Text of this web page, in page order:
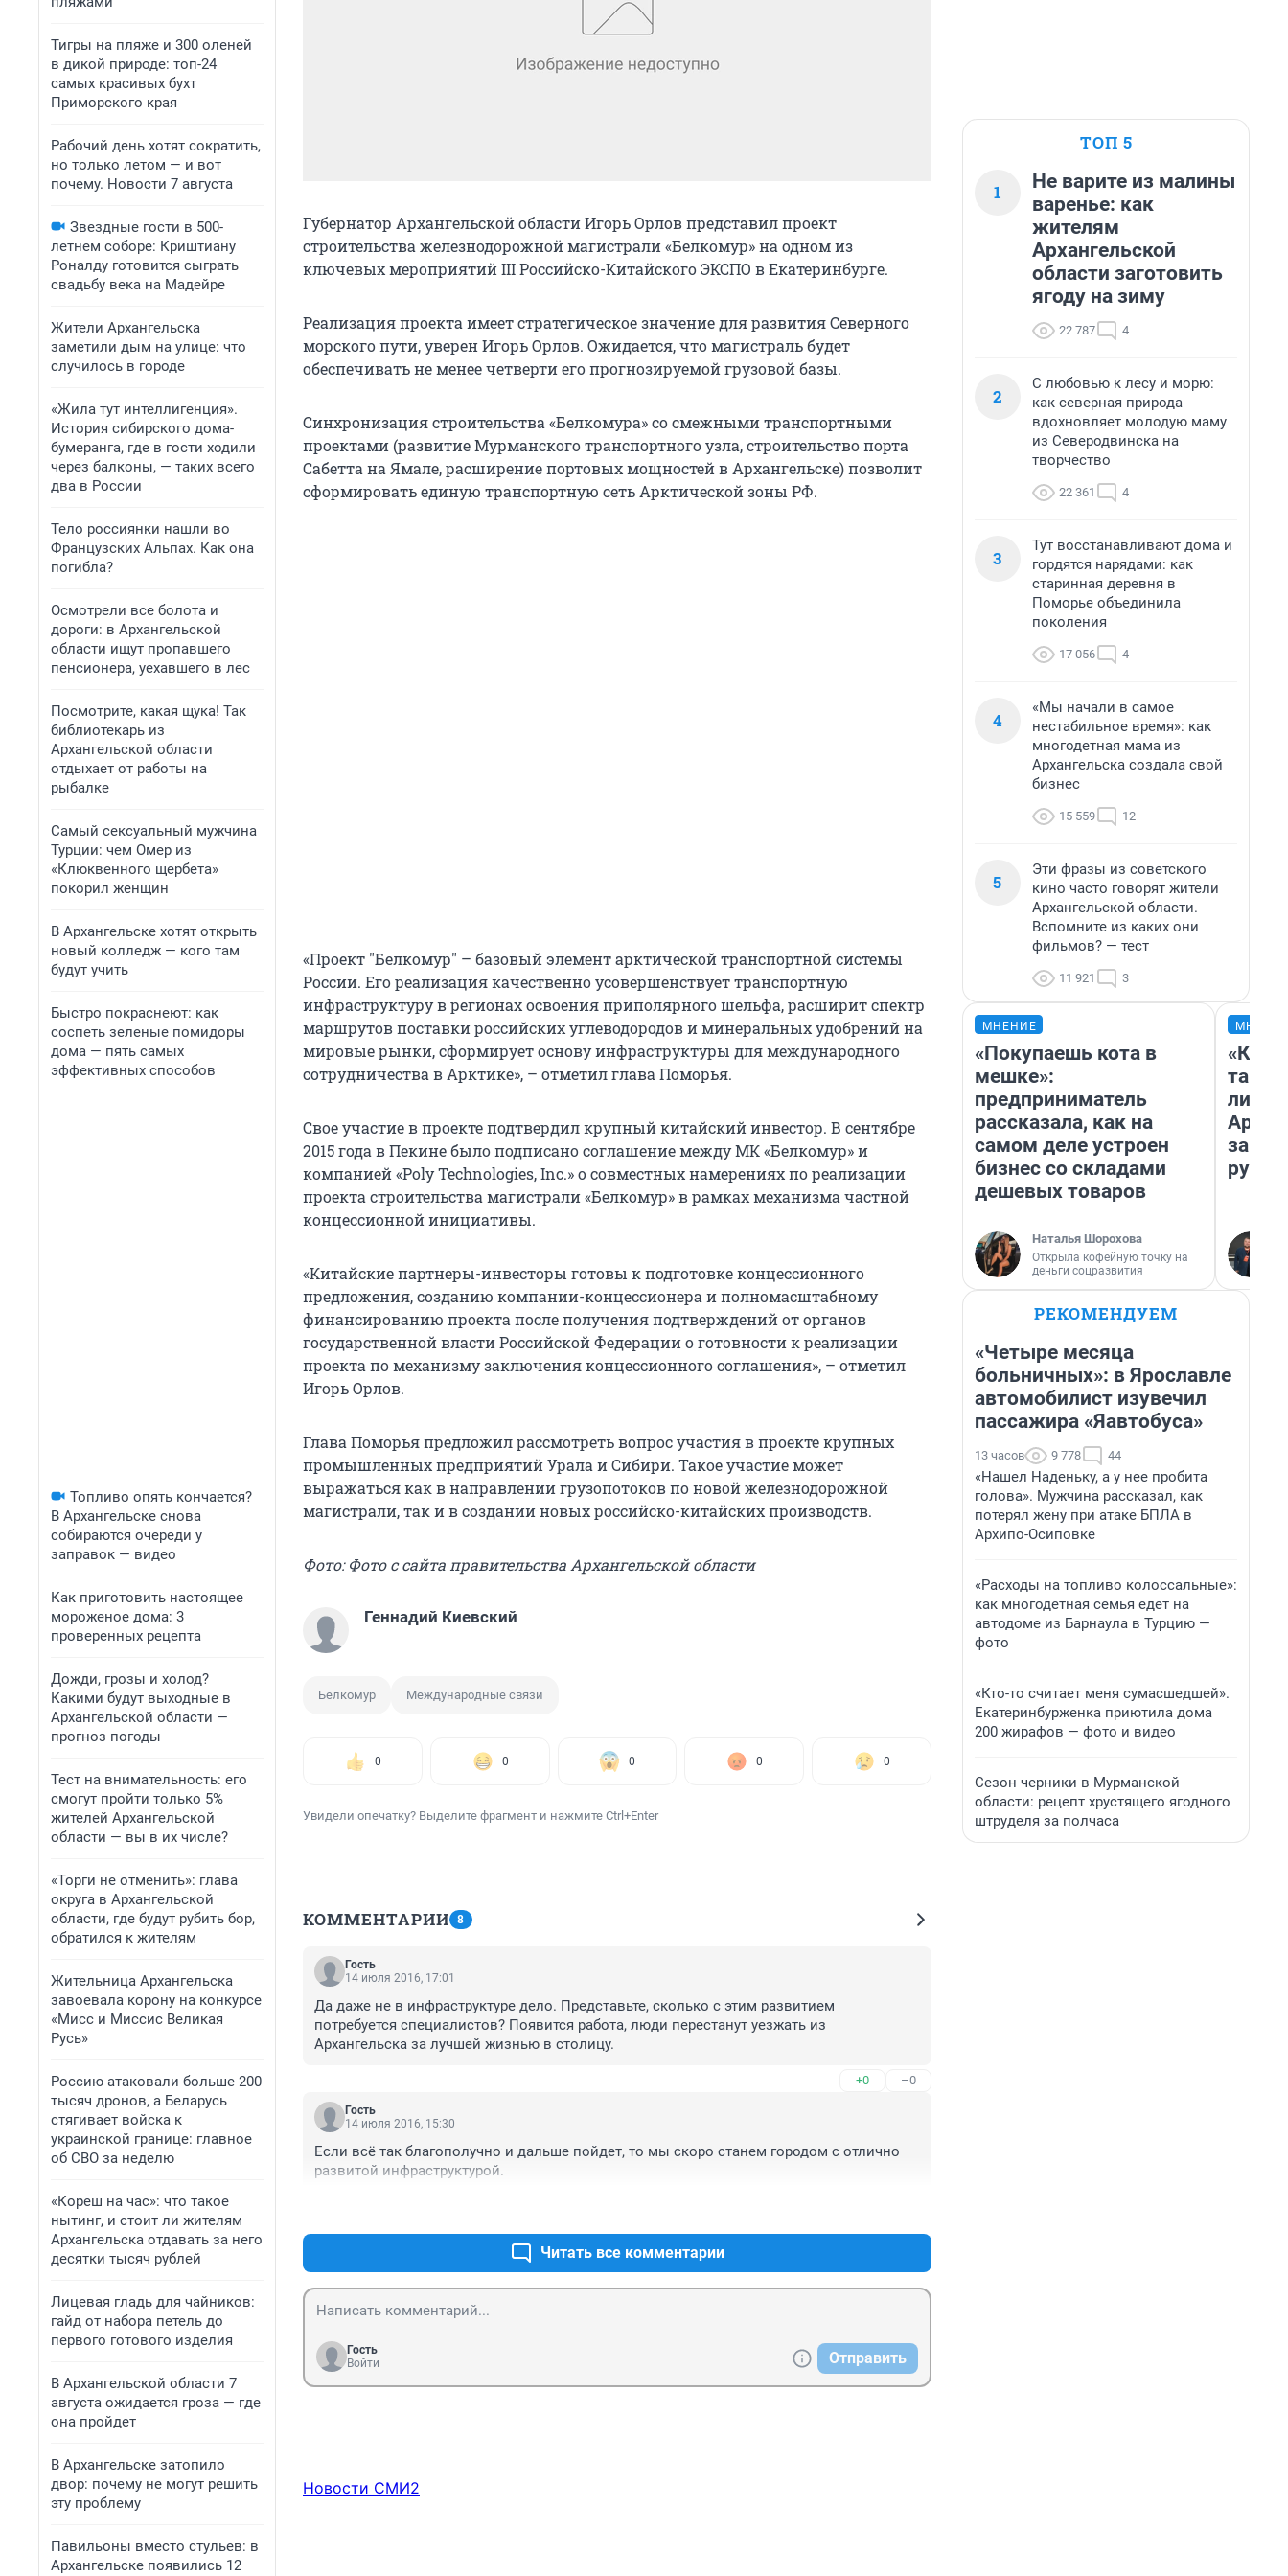
Тигры на пляже и 300 оленей
в дикой природе: топ-24
самых красивых бухт
Приморского края
Рабочий день хотят сократить,
но только летом — и вот
почему. Новости 7 августа
Звездные гости в 500-
летнем соборе: Криштиану
Роналду готовится сыграть
свадьбу века на Мадейре
Жители Архангельска
заметили дым на улице: что
случилось в городе
«Жила тут интеллигенция».
История сибирского дома-
бумеранга, где в гости ходили
через балконы, — таких всего
два в России
Тело россиянки нашли во
Французских Альпах. Как она
погибла?
Осмотрели все болота и
дороги: в Архангельской
области ищут пропавшего
пенсионера, уехавшего в лес
Посмотрите, какая щука! Так
библиотекарь из
Архангельской области
отдыхает от работы на
рыбалке
Самый сексуальный мужчина
Турции: чем Омер из
«Клюквенного щербета»
покорил женщин
В Архангельске хотят открыть
новый колледж — кого там
будут учить
Быстро покраснеют: как
соспеть зеленые помидоры
дома — пять самых
эффективных способов
Топливо опять кончается?
В Архангельске снова
собираются очереди у
заправок — видео
Как приготовить настоящее
мороженое дома: 3
проверенных рецепта
Дожди, грозы и холод?
Какими будут выходные в
Архангельской области —
прогноз погоды
Тест на внимательность: его
смогут пройти только 5%
жителей Архангельской
области — вы в их числе?
«Торги не отменить»: глава
округа в Архангельской
области, где будут рубить бор,
обратился к жителям
Жительница Архангельска
завоевала корону на конкурсе
«Мисс и Миссис Великая
Русь»
Россию атаковали больше 200
тысяч дронов, а Беларусь
стягивает войска к
украинской границе: главное
об СВО за неделю
«Кореш на час»: что такое
нытинг, и стоит ли жителям
Архангельска отдавать за него
десятки тысяч рублей
Лицевая гладь для чайников:
гайд от набора петель до
первого готового изделия
В Архангельской области 7
августа ожидается гроза — где
она пройдет
В Архангельске затопило
двор: почему не могут решить
эту проблему
Павильоны вместо стульев: в
Архангельске появились 12
Губернатор Архангельской области Игорь Орлов представил проект
строительства железнодорожной магистрали «Белкомур» на одном из
ключевых мероприятий III Российско-Китайского ЭКСПО в Екатеринбурге.
Реализация проекта имеет стратегическое значение для развития Северного
морского пути, уверен Игорь Орлов. Ожидается, что магистраль будет
обеспечивать не менее четверти его прогнозируемой грузовой базы.
Синхронизация строительства «Белкомура» со смежными транспортными
проектами (развитие Мурманского транспортного узла, строительство порта
Сабетта на Ямале, расширение портовых мощностей в Архангельске) позволит
сформировать единую транспортную сеть Арктической зоны РФ.
«Проект "Белкомур" – базовый элемент арктической транспортной системы
России. Его реализация качественно усовершенствует транспортную
инфраструктуру в регионах освоения приполярного шельфа, расширит спектр
маршрутов поставки российских углеводородов и минеральных удобрений на
мировые рынки, сформирует основу инфраструктуры для международного
сотрудничества в Арктике», – отметил глава Поморья.
Свое участие в проекте подтвердил крупный китайский инвестор. В сентябре
2015 года в Пекине было подписано соглашение между МК «Белкомур» и
компанией «Poly Technologies, Inc.» о совместных намерениях по реализации
проекта строительства магистрали «Белкомур» в рамках механизма частной
концессионной инициативы.
«Китайские партнеры-инвесторы готовы к подготовке концессионного
предложения, созданию компании-концессионера и полномасштабному
финансированию проекта после получения подтверждений от органов
государственной власти Российской Федерации о готовности к реализации
проекта по механизму заключения концессионного соглашения», – отметил
Игорь Орлов.
Глава Поморья предложил рассмотреть вопрос участия в проекте крупных
промышленных предприятий Урала и Сибири. Такое участие может
выражаться как в направлении грузопотоков по новой железнодорожной
магистрали, так и в создании новых российско-китайских производств.
Фото: Фото с сайта правительства Архангельской области
Геннадий Киевский
Белкомур Международные связи
0 0 0 0 0
Увидели опечатку? Выделите фрагмент и нажмите Ctrl+Enter
КОММЕНТАРИИ 8
Гость
14 июля 2016, 17:01
Да даже не в инфраструктуре дело. Представьте, сколько с этим развитием
потребуется специалистов? Появится работа, люди перестанут уезжать из
Архангельска за лучшей жизнью в столицу.
+0 –0
Гость
14 июля 2016, 15:30
Если всё так благополучно и дальше пойдет, то мы скоро станем городом с отлично
развитой инфраструктурой.
Читать все комментарии
Гость
Войти
Отправить
Новости СМИ2
ТОП 5
1
Не варите из малины
варенье: как
жителям
Архангельской
области заготовить
ягоду на зиму
22 787 4
2
С любовью к лесу и морю:
как северная природа
вдохновляет молодую маму
из Северодвинска на
творчество
22 361 4
3
Тут восстанавливают дома и
гордятся нарядами: как
старинная деревня в
Поморье объединила
поколения
17 056 4
4
«Мы начали в самое
нестабильное время»: как
многодетная мама из
Архангельска создала свой
бизнес
15 559 12
5
Эти фразы из советского
кино часто говорят жители
Архангельской области.
Вспомните из каких они
фильмов? — тест
11 921 3
МНЕНИЕ
«Покупаешь кота в
мешке»:
предприниматель
рассказала, как на
самом деле устроен
бизнес со складами
дешевых товаров
Наталья Шорохова
Открыла кофейную точку на
деньги соцразвития
такое
ли
за
РЕКОМЕНДУЕМ
«Четыре месяца
больничных»: в Ярославле
автомобилист изувечил
пассажира «Яавтобуса»
13 часов 9 778 44
«Нашел Наденьку, а у нее пробита
голова». Мужчина рассказал, как
потерял жену при атаке БПЛА в
Архипо-Осиповке
«Расходы на топливо колоссальные»:
как многодетная семья едет на
автодоме из Барнаула в Турцию —
фото
«Кто-то считает меня сумасшедшей».
Екатеринбурженка приютила дома
200 жирафов — фото и видео
Сезон черники в Мурманской
области: рецепт хрустящего ягодного
штруделя за полчаса